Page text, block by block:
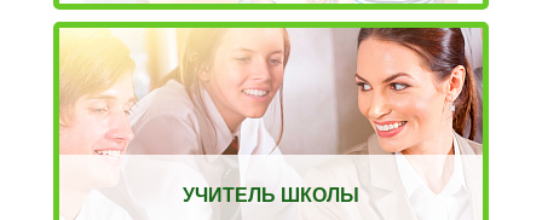
УЧИТЕЛЬ ШКОЛЫ